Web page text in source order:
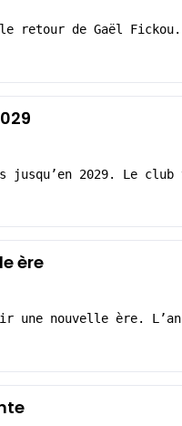
le retour de Gaël
jusqu’en 2029. Le
ère
une nouvelle ère.